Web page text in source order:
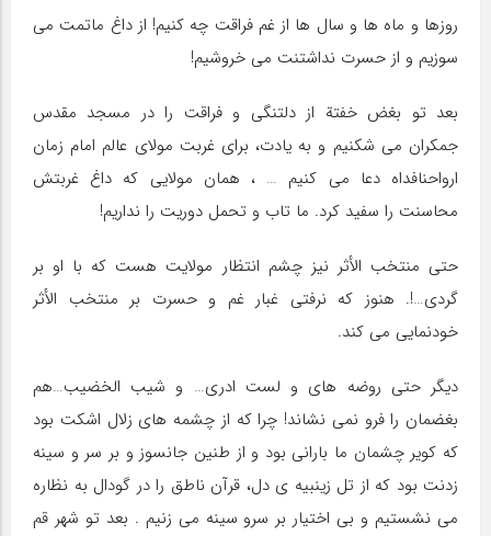
روزها و ماه ها و سال ها از غم فراقت چه کنیم! از داغ ماتمت می
سوزیم و از حسرت نداشتنت می خروشیم!
بعد تو بغض خفتة از دلتنگی و فراقت را در مسجد مقدس
جمکران می شکنیم و به یادت، برای غربت مولای عالم امام زمان
ارواحنافداه دعا می کنیم … ، همان مولایی که داغ غربتش
محاسنت را سفید کرد. ما تاب و تحمل دوریت را نداریم!
حتی منتخب الأثر نیز چشم انتظار مولایت هست که با او بر
گردی…!. هنوز که نرفتی غبار غم و حسرت بر منتخب الأثر
خودنمایی می کند.
دیگر حتی روضه های و لست ادری… و شیب الخضیب…هم
بغضمان را فرو نمی نشاند! چرا که از چشمه های زلال اشکت بود
که کویر چشمان ما بارانی بود و از طنین جانسوز و بر سر و سینه
زدنت بود که از تل زینبیه ی دل، قرآن ناطق را در گودال به نظاره
می نشستیم و بی اختیار بر سرو سینه می زنیم . بعد تو شهر قم